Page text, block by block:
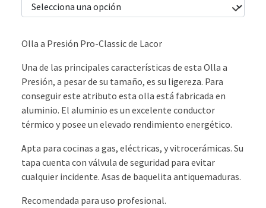
Olla a Presión Pro-Classic de Lacor
Una de las principales características de esta Olla a
Presión, a pesar de su tamaño, es su ligereza. Para
conseguir este atributo esta olla está fabricada en
aluminio. El aluminio es un excelente conductor
térmico y posee un elevado rendimiento energético.
Apta para cocinas a gas, eléctricas, y vitrocerámicas. Su
tapa cuenta con válvula de seguridad para evitar
cualquier incidente. Asas de baquelita antiquemaduras.
Recomendada para uso profesional.